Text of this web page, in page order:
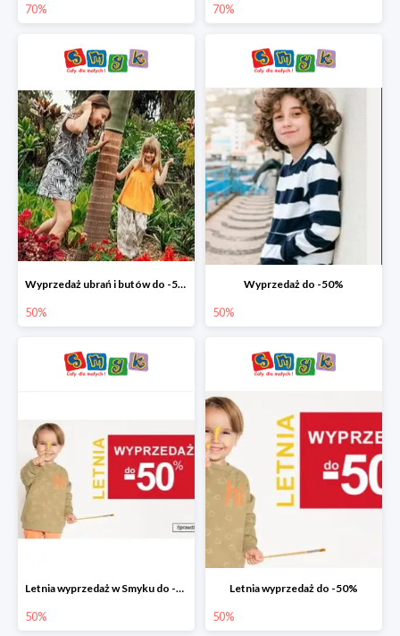
70% 70%
Wyprzedaż ubrań i butów do -50%
50%
Wyprzedaż do -50%
50%
Letnia wyprzedaż w Smyku do -50%
50%
Letnia wyprzedaż do -50%
50%